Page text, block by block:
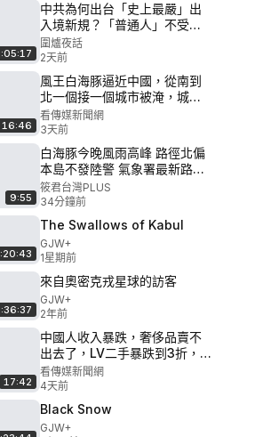
中共為何出台「史上最嚴」出
入境新規？「普通人」不受影
響？美民主社會主義者 誓言保
衛中國「社會主義」？｜唐靖
遠 Jason 薇羽 方菲｜圍爐夜
話 8/5
圍爐夜話
2天前
16:46
風王白海豚逼近中國，從南到
北一個接一個城市被淹，城市
排水失效、大壩泄洪引發恐
慌，下一場災難正在逼近
看傳媒新聞網
3天前
9:55
白海豚今晚風雨高峰 路徑北偏
本島不發陸警 氣象署最新路徑.
影響範圍/陸警時機 馬祖預估明
天（9日）白天
筱君台灣PLUS
34分鐘前
The Swallows of Kabul
GJW+
1星期前
來自奧密克戎星球的訪客
GJW+
2年前
17:42
中國人收入暴跌，奢侈品賣不
出去了，LV二手暴跌到3折，門
店也無人問津
看傳媒新聞網
4天前
Black Snow
GJW+